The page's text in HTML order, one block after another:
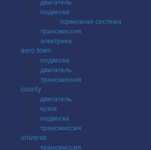
подвеска
тормозная система
трансмиссия
электрика
aero town
подвеска
двигатель
трансмиссия
county
двигатель
кузов
подвеска
трансмиссия
universe
трансмиссия